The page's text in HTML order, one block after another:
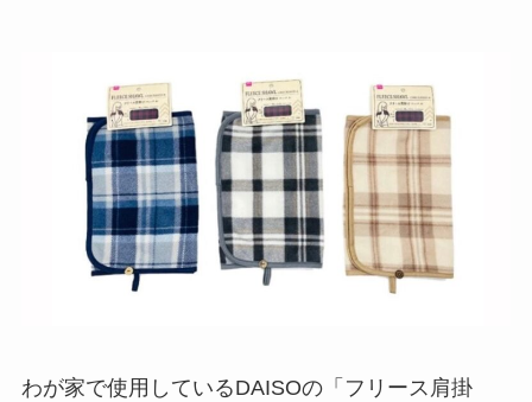
わが家で使用しているDAISOの「フリース肩掛